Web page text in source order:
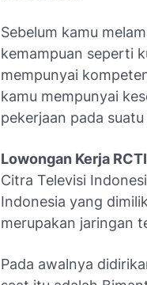
Sebelum kamu
kemampuan seperti
mempunyai
kamu mempunyai
pekerjaan pada
Lowongan Kerja
Citra Televisi
Indonesia yang
merupakan jaringan
Pada awalnya